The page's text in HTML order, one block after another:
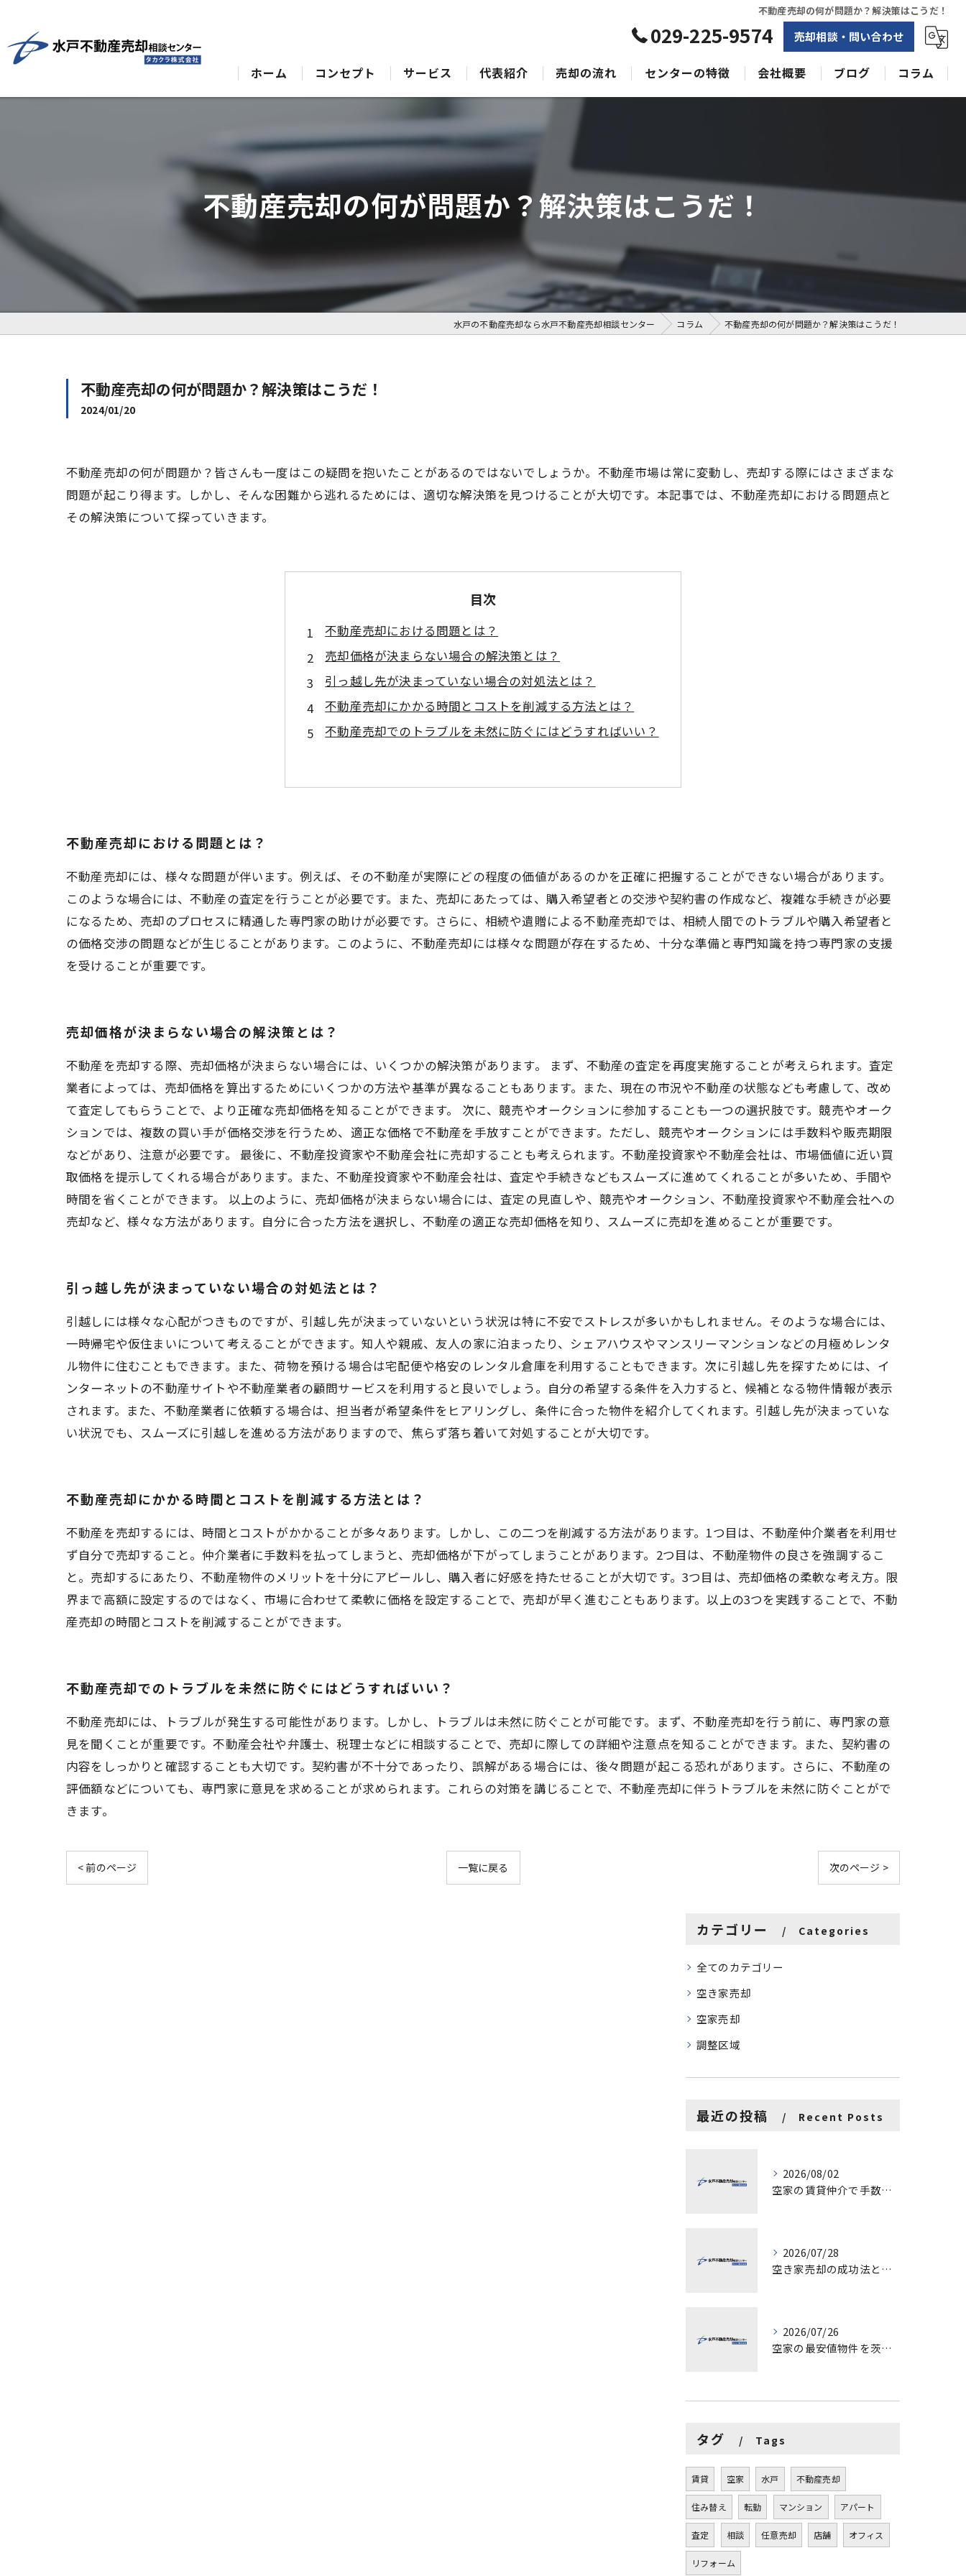
不動産売却の何が問題か？解決策はこうだ！
029-225-9574 売却相談・問い合わせ
ホーム コンセプト
水戸の不動産売却･水戸不動産売却相談センターのサポート
水戸の不動産売却･水戸不動産売却相談センターの最適なアドバイス
サービス 代表紹介 売却の流れ センターの特徴
戸建て
収益物件
会社概要 ブログ コラム
不動産売却の何が問題か？解決策はこうだ！
水戸の不動産売却なら水戸不動産売却相談センター コラム 不動産売却の何が問題か？解決策はこうだ！
不動産売却の何が問題か？解決策はこうだ！
2024/01/20
不動産売却の何が問題か？皆さんも一度はこの疑問を抱いたことがあるのではないでしょうか。不動産市場は常に変動し、売却する際にはさまざまな
問題が起こり得ます。しかし、そんな困難から逃れるためには、適切な解決策を見つけることが大切です。本記事では、不動産売却における問題点と
その解決策について探っていきます。
目次
不動産売却における問題とは？
売却価格が決まらない場合の解決策とは？
引っ越し先が決まっていない場合の対処法とは？
不動産売却にかかる時間とコストを削減する方法とは？
不動産売却でのトラブルを未然に防ぐにはどうすればいい？
不動産売却における問題とは？
不動産売却には、様々な問題が伴います。例えば、その不動産が実際にどの程度の価値があるのかを正確に把握することができない場合があります。
このような場合には、不動産の査定を行うことが必要です。また、売却にあたっては、購入希望者との交渉や契約書の作成など、複雑な手続きが必要
になるため、売却のプロセスに精通した専門家の助けが必要です。さらに、相続や遺贈による不動産売却では、相続人間でのトラブルや購入希望者と
の価格交渉の問題などが生じることがあります。このように、不動産売却には様々な問題が存在するため、十分な準備と専門知識を持つ専門家の支援
を受けることが重要です。
売却価格が決まらない場合の解決策とは？
不動産を売却する際、売却価格が決まらない場合には、いくつかの解決策があります。 まず、不動産の査定を再度実施することが考えられます。査定
業者によっては、売却価格を算出するためにいくつかの方法や基準が異なることもあります。また、現在の市況や不動産の状態なども考慮して、改め
て査定してもらうことで、より正確な売却価格を知ることができます。 次に、競売やオークションに参加することも一つの選択肢です。競売やオーク
ションでは、複数の買い手が価格交渉を行うため、適正な価格で不動産を手放すことができます。ただし、競売やオークションには手数料や販売期限
などがあり、注意が必要です。 最後に、不動産投資家や不動産会社に売却することも考えられます。不動産投資家や不動産会社は、市場価値に近い買
取価格を提示してくれる場合があります。また、不動産投資家や不動産会社は、査定や手続きなどもスムーズに進めてくれることが多いため、手間や
時間を省くことができます。 以上のように、売却価格が決まらない場合には、査定の見直しや、競売やオークション、不動産投資家や不動産会社への
売却など、様々な方法があります。自分に合った方法を選択し、不動産の適正な売却価格を知り、スムーズに売却を進めることが重要です。
引っ越し先が決まっていない場合の対処法とは？
引越しには様々な心配がつきものですが、引越し先が決まっていないという状況は特に不安でストレスが多いかもしれません。そのような場合には、
一時帰宅や仮住まいについて考えることができます。知人や親戚、友人の家に泊まったり、シェアハウスやマンスリーマンションなどの月極めレンタ
ル物件に住むこともできます。また、荷物を預ける場合は宅配便や格安のレンタル倉庫を利用することもできます。次に引越し先を探すためには、イ
ンターネットの不動産サイトや不動産業者の顧問サービスを利用すると良いでしょう。自分の希望する条件を入力すると、候補となる物件情報が表示
されます。また、不動産業者に依頼する場合は、担当者が希望条件をヒアリングし、条件に合った物件を紹介してくれます。引越し先が決まっていな
い状況でも、スムーズに引越しを進める方法がありますので、焦らず落ち着いて対処することが大切です。
不動産売却にかかる時間とコストを削減する方法とは？
不動産を売却するには、時間とコストがかかることが多々あります。しかし、この二つを削減する方法があります。1つ目は、不動産仲介業者を利用せ
ず自分で売却すること。仲介業者に手数料を払ってしまうと、売却価格が下がってしまうことがあります。2つ目は、不動産物件の良さを強調するこ
と。売却するにあたり、不動産物件のメリットを十分にアピールし、購入者に好感を持たせることが大切です。3つ目は、売却価格の柔軟な考え方。限
界まで高額に設定するのではなく、市場に合わせて柔軟に価格を設定することで、売却が早く進むこともあります。以上の3つを実践することで、不動
産売却の時間とコストを削減することができます。
不動産売却でのトラブルを未然に防ぐにはどうすればいい？
不動産売却には、トラブルが発生する可能性があります。しかし、トラブルは未然に防ぐことが可能です。まず、不動産売却を行う前に、専門家の意
見を聞くことが重要です。不動産会社や弁護士、税理士などに相談することで、売却に際しての詳細や注意点を知ることができます。また、契約書の
内容をしっかりと確認することも大切です。契約書が不十分であったり、誤解がある場合には、後々問題が起こる恐れがあります。さらに、不動産の
評価額などについても、専門家に意見を求めることが求められます。これらの対策を講じることで、不動産売却に伴うトラブルを未然に防ぐことがで
きます。
< 前のページ 一覧に戻る 次のページ >
カテゴリー Categories
全てのカテゴリー
空き家売却
空家売却
調整区域
最近の投稿 Recent Posts
2026/08/02
空家の賃貸仲介で手数料と上限を徹底解説し200万円物件の注意点も紹介
2026/07/28
空き家売却の成功法と注意点
2026/07/26
空家の最安値物件を茨城県水戸市つくば市で探す方法と賢い売却ポイントを徹底解説
タグ Tags
賃貸 空家 水戸 不動産売却
住み替え 転勤 マンション アパート
査定 相談 任意売却 店舗 オフィス
リフォーム